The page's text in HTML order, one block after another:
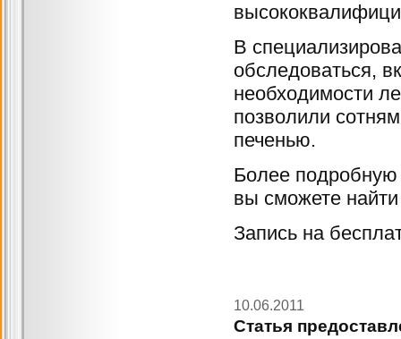
В
обследоваться,
необходимости
позволили
печенью.
Более
вы сможете
Запись на
10.06.2011
Статья